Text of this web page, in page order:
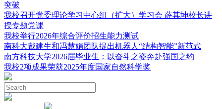
突破
我校召开党委理论学习中心组（扩大）学习会 薛其坤校长讲
授专题党课
我校举行2026年综合评价招生能力测试
南科大戴建生和冯慧娟团队提出机器人“结构智能”新范式
南方科技大学2026届毕业生：以奋斗之姿奔赴强国之约
我校2项成果荣获2025年度国家自然科学奖